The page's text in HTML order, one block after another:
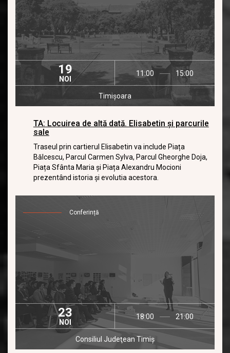
19
NOI
11:00 15:00
Timișoara
TA: Locuirea de altă dată. Elisabetin și parcurile
sale
Traseul prin cartierul Elisabetin va include Piața
Bălcescu, Parcul Carmen Sylva, Parcul Gheorghe Doja,
Piața Sfânta Maria și Piața Alexandru Mocioni
prezentând istoria și evolutia acestora.
Conferință
23
NOI
18:00 21:00
Consiliul Judeţean Timiş